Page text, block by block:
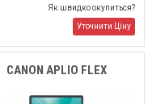
Як швидко окупиться?
Уточнити Ціну
CANON APLIO FLEX